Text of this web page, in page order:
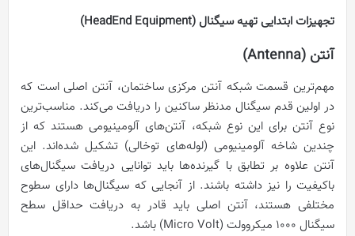
تجهیزات ابتدایی تهیه سیگنال (HeadEnd Equipment)
آنتن (Antenna)
مهم‌ترین قسمت شبکه آنتن مرکزی ساختمان، آنتن اصلی است که
در اولین قدم سیگنال مدنظر ساکنین را دریافت می‌کند. مناسب‌ترین
نوع آنتن برای این نوع شبکه، آنتن‌های آلومینیومی هستند که از
چندین شاخه آلومینیومی (لوله‌های توخالی) تشکیل شده‌اند. این
آنتن علاوه بر تطابق با گیرنده‌ها باید توانایی دریافت سیگنال‌های
باکیفیت را نیز داشته باشند. از آنجایی که سیگنال‌ها دارای سطوح
مختلفی هستند، آنتن اصلی باید قادر به دریافت حداقل سطح
سیگنال 1000 میکروولت (Micro Volt) باشد.